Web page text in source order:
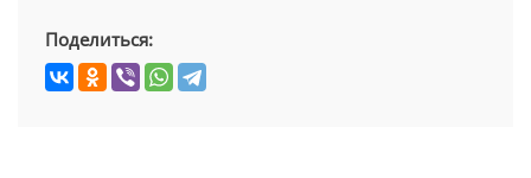
Поделиться: